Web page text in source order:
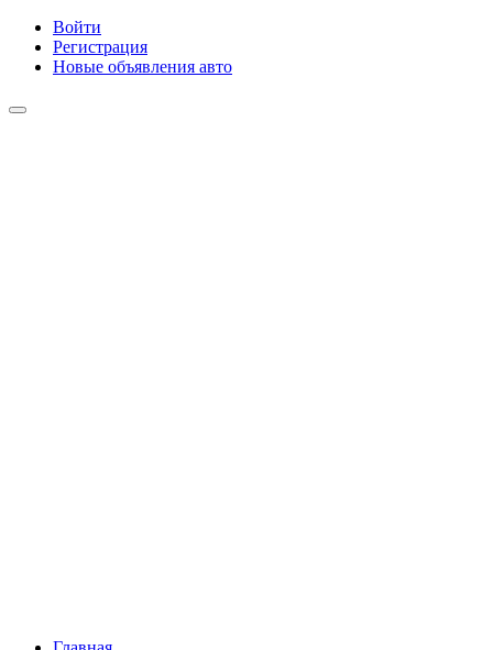
Войти
Регистрация
Новые объявления авто